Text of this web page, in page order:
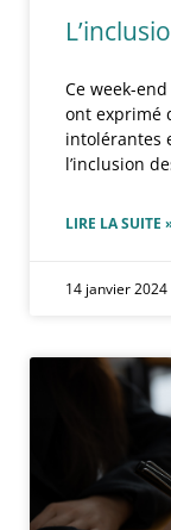
Ce week-
ont exprimé
intolérantes
l’inclusion
LIRE LA SUITE
14 janvier 2024